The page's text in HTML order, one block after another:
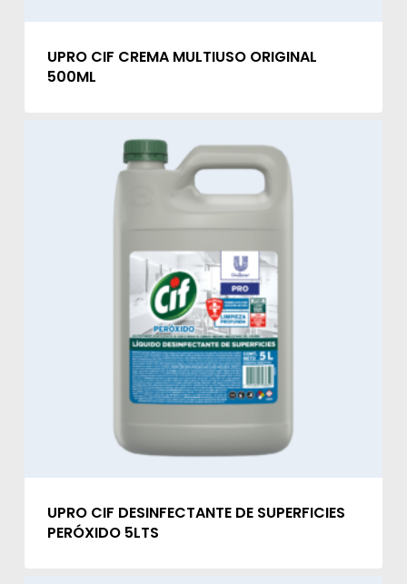
UPRO CIF CREMA MULTIUSO ORIGINAL
500ML
UPRO CIF DESINFECTANTE DE SUPERFICIES
PERÓXIDO 5LTS